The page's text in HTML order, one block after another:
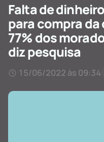
Falta de
para compra
77% dos
diz pesquisa
15/06/2022 às 09:34